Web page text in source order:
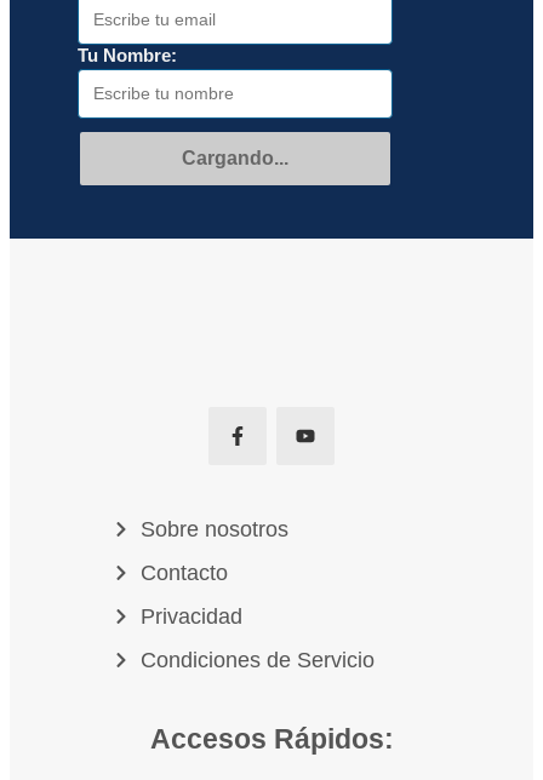
Tu Nombre:
Cargando...
Sobre nosotros
Contacto
Privacidad
Condiciones de Servicio
Accesos Rápidos: